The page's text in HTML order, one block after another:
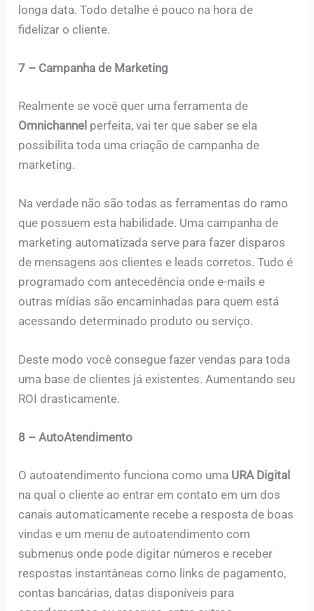
longa data. Todo detalhe é pouco na hora de
fidelizar o cliente.
7 – Campanha de Marketing
Realmente se você quer uma ferramenta de
Omnichannel perfeita, vai ter que saber se ela
possibilita toda uma criação de campanha de
marketing.
Na verdade não são todas as ferramentas do ramo
que possuem esta habilidade. Uma campanha de
marketing automatizada serve para fazer disparos
de mensagens aos clientes e leads corretos. Tudo é
programado com antecedência onde e-mails e
outras mídias são encaminhadas para quem está
acessando determinado produto ou serviço.
Deste modo você consegue fazer vendas para toda
uma base de clientes já existentes. Aumentando seu
ROI drasticamente.
8 – AutoAtendimento
O autoatendimento funciona como uma URA Digital
na qual o cliente ao entrar em contato em um dos
canais automaticamente recebe a resposta de boas
vindas e um menu de autoatendimento com
submenus onde pode digitar números e receber
respostas instantâneas como links de pagamento,
contas bancárias, datas disponíveis para